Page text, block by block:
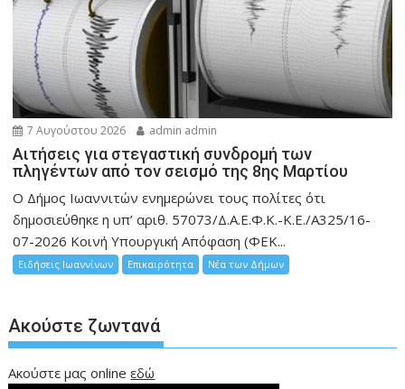
7 Αυγούστου 2026 admin admin
Αιτήσεις για στεγαστική συνδρομή των
πληγέντων από τον σεισμό της 8ης Μαρτίου
Ο Δήμος Ιωαννιτών ενημερώνει τους πολίτες ότι
δημοσιεύθηκε η υπ’ αριθ. 57073/Δ.Α.Ε.Φ.Κ.-Κ.Ε./Α325/16-
07-2026 Κοινή Υπουργική Απόφαση (ΦΕΚ...
Ειδήσεις Ιωαννίνων Επικαιρότητα Νέα των Δήμων
Ακούστε ζωντανά
Ακούστε μας onlineεδώ